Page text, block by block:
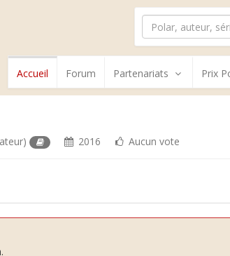
Accueil Forum Partenariats Prix
2016 Aucun vote